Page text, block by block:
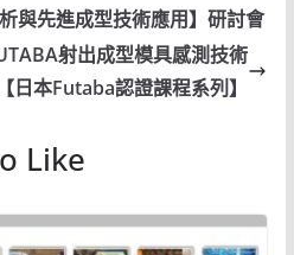
與先進成型技術應用】研討會
射出成型模具感測技術
日本Futaba認證課程系列】
Like